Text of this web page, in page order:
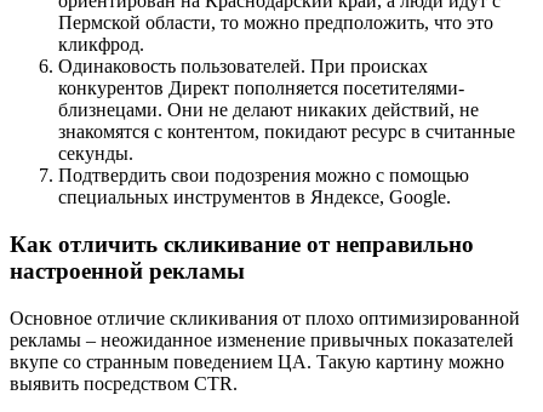
Пермской области, то можно предположить, что это
кликфрод.
Одинаковость пользователей. При происках
конкурентов Директ пополняется посетителями-
близнецами. Они не делают никаких действий, не
знакомятся с контентом, покидают ресурс в считанные
секунды.
Подтвердить свои подозрения можно с помощью
специальных инструментов в Яндексе, Google.
Как отличить скликивание от неправильно
настроенной рекламы
Основное отличие скликивания от плохо оптимизированной
рекламы – неожиданное изменение привычных показателей
вкупе со странным поведением ЦА. Такую картину можно
выявить посредством CTR.